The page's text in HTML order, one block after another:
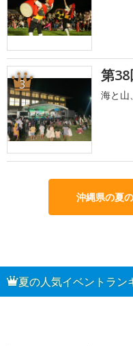
3 第
海と山
沖縄県の夏
夏の人気イベントラン